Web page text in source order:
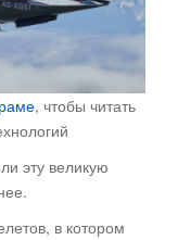
, чтобы читать
эту великую
в котором